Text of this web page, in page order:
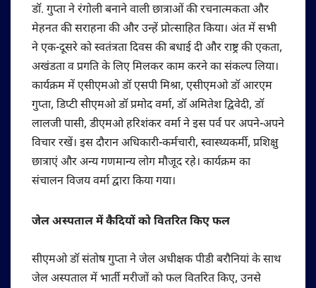
डॉ. गुप्ता ने रंगोली बनाने वाली छात्राओं की रचनात्मकता और
मेहनत की सराहना की और उन्हें प्रोत्साहित किया। अंत में सभी
ने एक-दूसरे को स्वतंत्रता दिवस की बधाई दी और राष्ट्र की एकता,
अखंडता व प्रगति के लिए मिलकर काम करने का संकल्प लिया।
कार्यक्रम में एसीएमओ डॉ एसपी मिश्रा, एसीएमओ डॉ आरएम
गुप्ता, डिप्टी सीएमओ डॉ प्रमोद वर्मा, डॉ अमितेश द्विवेदी, डॉ
लालजी पासी, डीएमओ हरिशंकर वर्मा ने इस पर्व पर अपने-अपने
विचार रखें। इस दौरान अधिकारी-कर्मचारी, स्वास्थ्यकर्मी, प्रशिक्षु
छात्राएं और अन्य गणमान्य लोग मौजूद रहे। कार्यक्रम का
संचालन विजय वर्मा द्वारा किया गया।
जेल अस्पताल में कैदियों को वितरित किए फल
सीएमओ डॉ संतोष गुप्ता ने जेल अधीक्षक पीडी बरौनियां के साथ
जेल अस्पताल में भार्ती मरीजों को फल वितरित किए, उनसे